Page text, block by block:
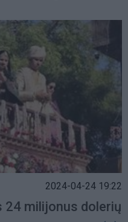
2024-04-24 19:22
24 milijonus dolerių